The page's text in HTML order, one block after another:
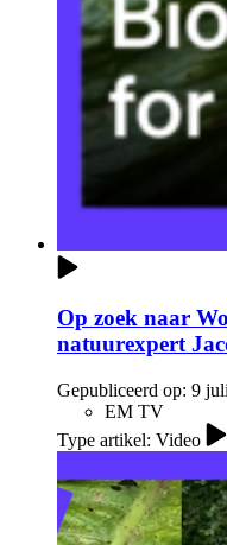
Op zoek naar
natuurexpert
Gepubliceerd op: 9
EM TV
Type artikel: Video